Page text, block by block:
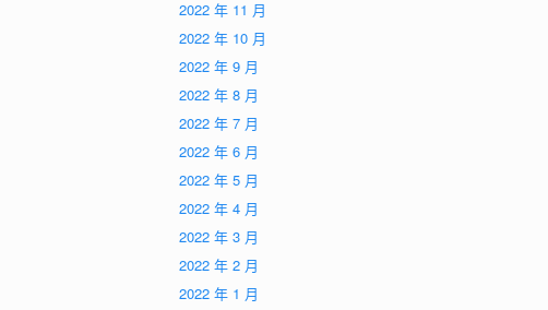
2022 年 11 月
2022 年 10 月
2022 年 9 月
2022 年 8 月
2022 年 7 月
2022 年 6 月
2022 年 5 月
2022 年 4 月
2022 年 3 月
2022 年 2 月
2022 年 1 月